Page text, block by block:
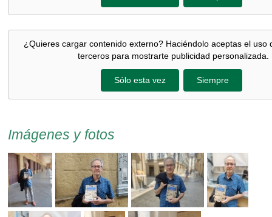
¿Quieres cargar contenido externo? Haciéndolo aceptas el uso
terceros para mostrarte publicidad personalizada.
Sólo esta vez Siempre
Imágenes y fotos